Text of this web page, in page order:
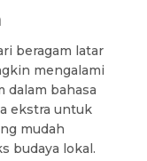
beragam latar
mengalami
dalam bahasa
ekstra untuk
mudah
budaya lokal.